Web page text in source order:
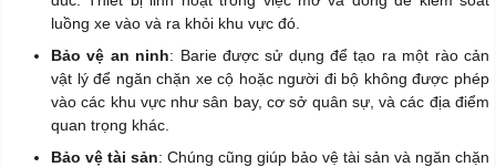
luồng xe vào và ra khỏi khu vực đó.
Bảo vệ an ninh: Barie được sử dụng để tạo ra một rào cản
vật lý để ngăn chặn xe cộ hoặc người đi bộ không được phép
vào các khu vực như sân bay, cơ sở quân sự, và các địa điểm
quan trọng khác.
Bảo vệ tài sản: Chúng cũng giúp bảo vệ tài sản và ngăn chặn